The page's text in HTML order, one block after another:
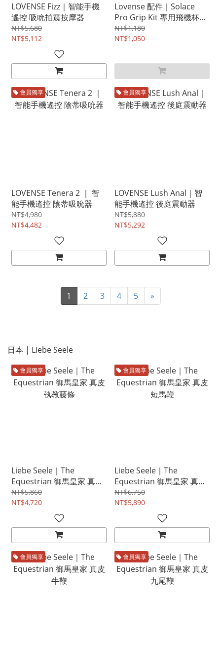
LOVENSE Fizz｜智能手機
遙控 吸吮拍震按摩器
NT$5,680
NT$5,112
Lovense 配件｜Solace
Pro Grip Kit 專用飛機杯套
環及膠條組
NT$1,180
NT$1,050
會員獨享
LOVENSE Tenera 2 ｜ 智
能手機遙控 陰蒂吸吮器
NT$4,980
NT$4,482
會員獨享
LOVENSE Lush Anal｜智
能手機遙控 後庭震動器
NT$5,880
NT$5,292
1 2 3 4 5 »
日本 | Liebe Seele
會員獨享
Liebe Seele｜The
Equestrian 御馬皇家 真皮
執教藤條
NT$5,860
NT$4,720
會員獨享
Liebe Seele｜The
Equestrian 御馬皇家 真皮
短馬鞭
NT$6,750
NT$5,890
會員獨享 會員獨享